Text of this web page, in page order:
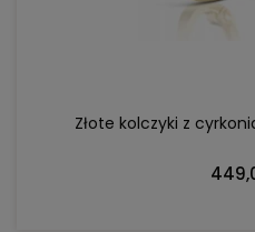
Złote kolczyki z